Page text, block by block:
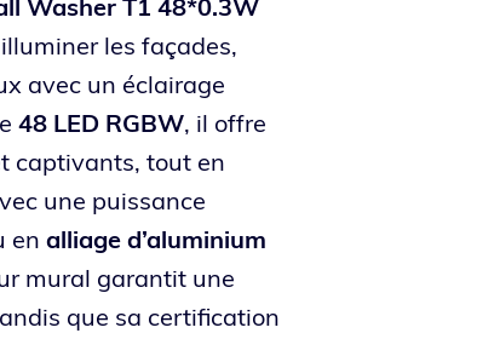
Washer T1 48*0.3W
les façades,
avec un éclairage
48 LED RGBW, il offre
captivants, tout en
une puissance
enalliage d’aluminium
mural garantit une
que sa certification